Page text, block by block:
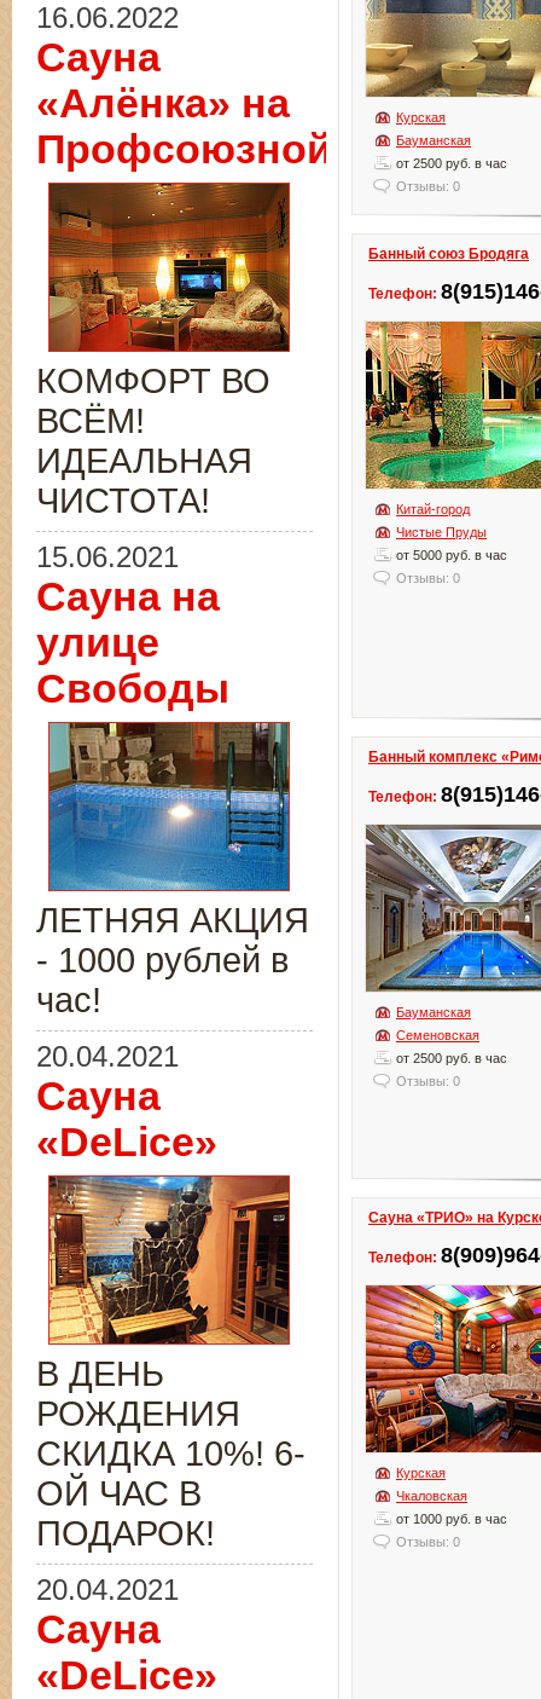
Курская
Бауманская
от 2500 руб. в час
Отзывы: 0
Банный союз Бродяга
Телефон:
Китай-город
Чистые Пруды
от 5000 руб. в час
Отзывы: 0
Банный комплекс
Телефон:
Бауманская
Семеновская
от 2500 руб. в час
Отзывы: 0
Сауна «ТРИО» на
Телефон:
Курская
Чкаловская
от 1000 руб. в час
Отзывы: 0
16.06.2022
Сауна
«Алёнка» на
Профсоюзной
КОМФОРТ ВО
ВСЁМ!
ИДЕАЛЬНАЯ
ЧИСТОТА!
15.06.2021
Сауна на
улице
Свободы
ЛЕТНЯЯ АКЦИЯ
- 1000 рублей в
час!
20.04.2021
Сауна
«DeLice»
В ДЕНЬ
РОЖДЕНИЯ
СКИДКА 10%! 6-
ОЙ ЧАС В
ПОДАРОК!
20.04.2021
Сауна
«DeLice»